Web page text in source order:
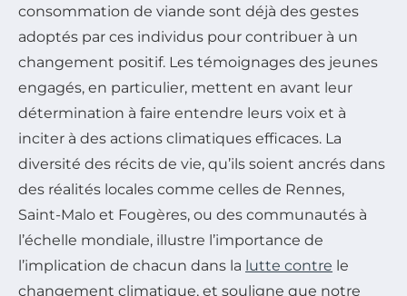
consommation de viande sont déjà des gestes
adoptés par ces individus pour contribuer à un
changement positif. Les témoignages des jeunes
engagés, en particulier, mettent en avant leur
détermination à faire entendre leurs voix et à
inciter à des actions climatiques efficaces. La
diversité des récits de vie, qu’ils soient ancrés dans
des réalités locales comme celles de Rennes,
Saint-Malo et Fougères, ou des communautés à
l’échelle mondiale, illustre l’importance de
l’implication de chacun dans la lutte contre le
changement climatique, et souligne que notre